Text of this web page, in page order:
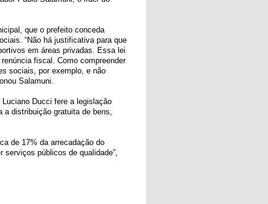
que o prefeito conceda
“Não há justificativa para que
em áreas privadas. Essa lei
fiscal. Como compreender
sociais, por exemplo, e não
Salamuni.
Ducci fere a legislação
a distribuição gratuita de bens,
de 17% da arrecadação do
serviços públicos de qualidade”,